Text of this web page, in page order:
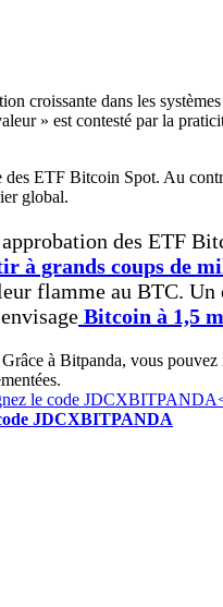
croissante dans les
» est contesté par la
ETF Bitcoin Spot. Au
global.
des ETF
à grands coups de
flamme au BTC.
Bitcoin à 1,5
à Bitpanda, vous
JDCXBITPANDA